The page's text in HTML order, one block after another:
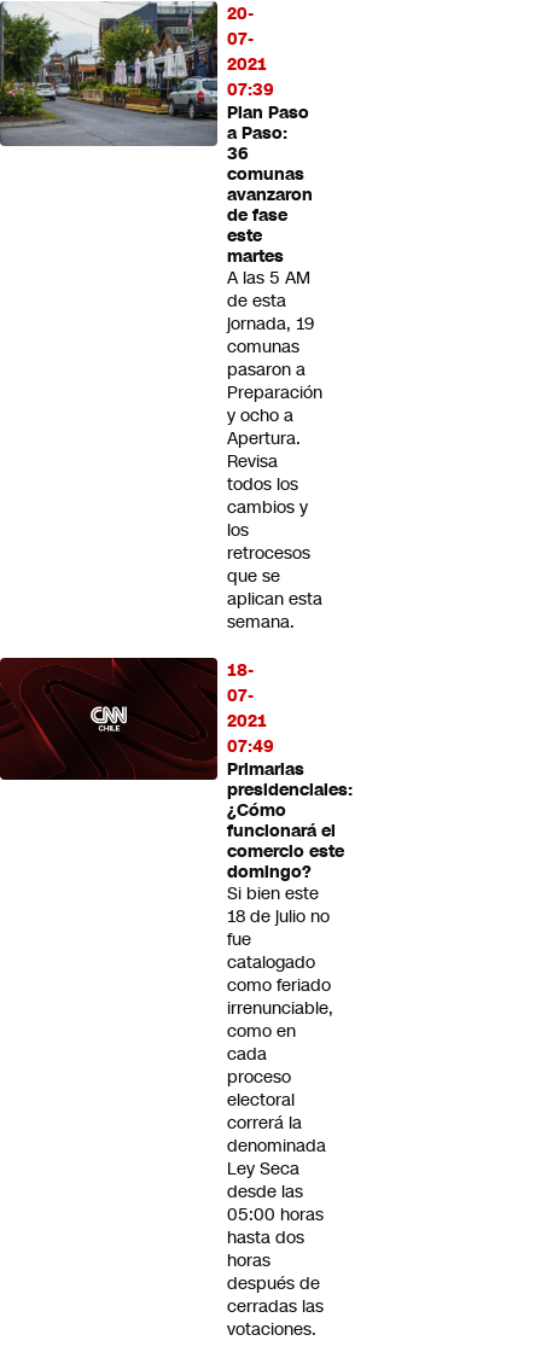
20-
07-
2021
07:39
Plan Paso
a Paso:
36
comunas
avanzaron
de fase
este
martes
A las 5 AM
de esta
jornada, 19
comunas
pasaron a
Preparación
y ocho a
Apertura.
Revisa
todos los
cambios y
los
retrocesos
que se
aplican esta
semana.
18-
07-
2021
07:49
Primarias
presidenciales:
¿Cómo
funcionará el
comercio este
domingo?
Si bien este
18 de julio no
fue
catalogado
como feriado
irrenunciable,
como en
cada
proceso
electoral
correrá la
denominada
Ley Seca
desde las
05:00 horas
hasta dos
horas
después de
cerradas las
votaciones.